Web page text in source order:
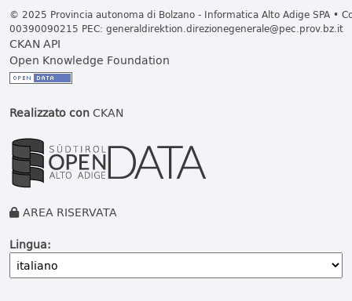
© 2025 Provincia autonoma di Bolzano - Informatica Alto Adige SPA •
00390090215 PEC: generaldirektion.direzionegenerale@pec.prov.bz.it
CKAN API
Open Knowledge Foundation
Realizzato conCKAN
AREA RISERVATA
Lingua